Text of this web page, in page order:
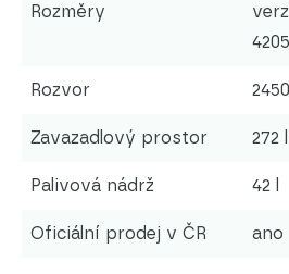
Rozměry
Rozvor
Zavazadlový prostor 272
Palivová nádrž 42 l
Oficiální prodej v ČR ano